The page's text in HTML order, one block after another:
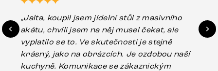
„Jalta, koupil jsem jídelní stůl z masivního
akátu, chvíli jsem na něj musel čekat, ale
vyplatilo se to. Ve skutečnosti je stejně
krásný, jako na obrázcích. Je ozdobou naší
kuchyně. Komunikace se zákaznickým